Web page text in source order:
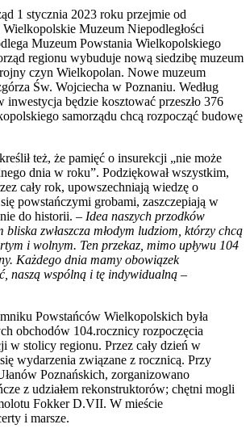
1 stycznia 2023 roku przejmie od
Wielkopolskie Muzeum Niepodległości
Muzeum Powstania Wielkopolskiego
regionu wybuduje nową siedzibę muzeum
czyn Wielkopolan. Nowe muzeum
Św. Wojciecha w Poznaniu. Według
inwestycja będzie kosztować przeszło 376
samorządu chcą rozpocząć budowę
też, że pamięć o insurekcji „nie może
dnia w roku”. Podziękował wszystkim,
cały rok, upowszechniają wiedzę o
powstańczymi grobami, zaszczepiają w
do historii. – Idea naszych przodków
zwłaszcza młodym ludziom, którzy chcą
i wolnym. Ten przekaz, mimo upływu 104
Każdego dnia mamy obowiązek
naszą wspólną i tę indywidualną –
Powstańców Wielkopolskich była
obchodów 104.rocznicy rozpoczęcia
w stolicy regionu. Przez cały dzień w
wydarzenia związane z rocznicą. Przy
Poznańskich, zorganizowano
z udziałem rekonstruktorów; chętni mogli
Fokker D.VII. W mieście
i marsze.